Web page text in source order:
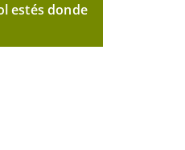
estés donde